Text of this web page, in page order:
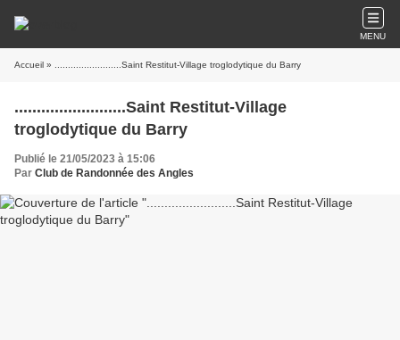
MENU
Accueil » .........................Saint Restitut-Village troglodytique du Barry
.........................Saint Restitut-Village
troglodytique du Barry
Publié le 21/05/2023 à 15:06
Par Club de Randonnée des Angles